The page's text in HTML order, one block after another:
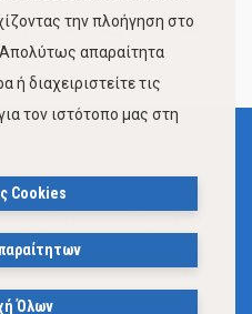
Προσωπικών Δεδομένων
την πλοήγηση στο
απαραίτητα
ή διαχειριστείτε τις
τον ιστότοπο μας στη
Cookies
Όλων